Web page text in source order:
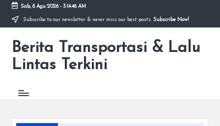
Skip
content
Sab, 8 Agu 2026- 3:14:47 AM
Subscribe to our newsletter & never miss our best posts. Subscribe Now!
Berita Transportasi & Lalu
Lintas Terkini
premancity.biz.id